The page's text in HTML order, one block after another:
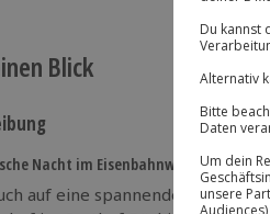
Blick
Nacht im Eisenbahnwaggon
auf eine spannende Nacht im